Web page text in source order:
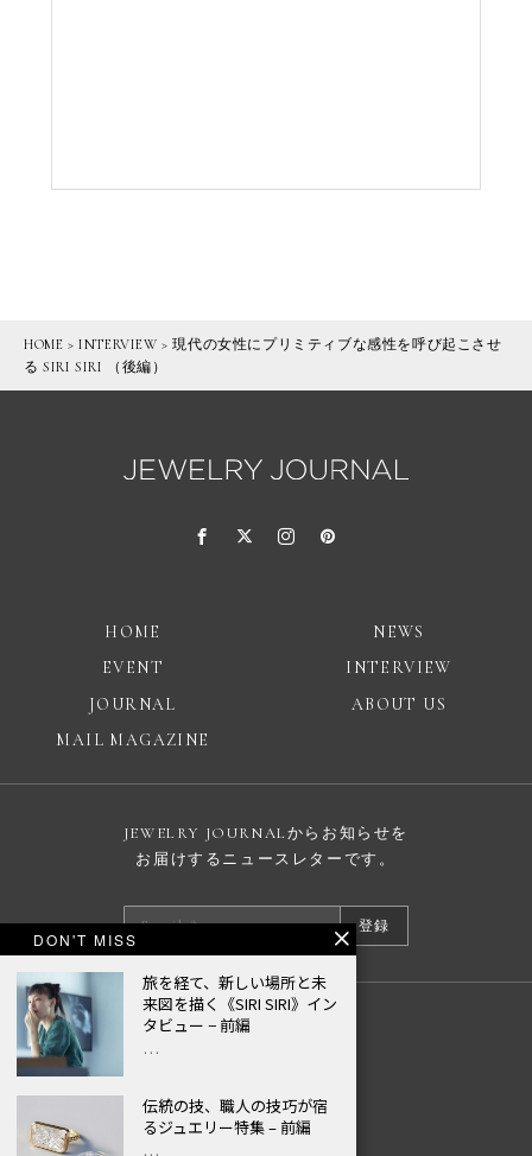
HOME >INTERVIEW >現代の女性にプリミティブな感性を呼び起こさせ
る SIRI SIRI （後編）
HOME
NEWS
EVENT
INTERVIEW
JOURNAL
ABOUT US
MAIL MAGAZINE
JEWELRY JOURNALからお知らせを
お届けするニュースレターです。
登録
広告掲載について
© JEWELRY JOURNAL
DON'T MISS
旅を経て、新しい場所と未
来図を描く《SIRI SIRI》イン
タビュー − 前編
…
伝統の技、職人の技巧が宿
るジュエリー特集 – 前編